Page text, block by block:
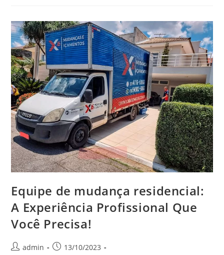
Equipe de mudança residencial:
A Experiência Profissional Que
Você Precisa!
admin
13/10/2023